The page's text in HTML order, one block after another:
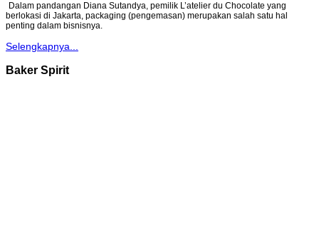
Dalam pandangan Diana Sutandya, pemilik L’atelier du Chocolate yang
berlokasi di Jakarta, packaging (pengemasan) merupakan salah satu hal
penting dalam bisnisnya.
Selengkapnya...
Baker Spirit